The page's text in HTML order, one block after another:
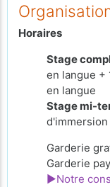
Horaires
Stage
en langue +
en langue
Stage mi-
Garderie
Garderie
►Notre